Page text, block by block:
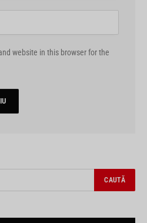
website in this browser for the